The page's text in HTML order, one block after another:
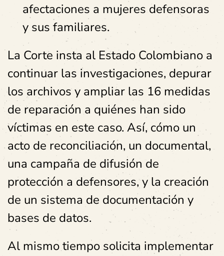
afectaciones a mujeres defensoras
y sus familiares.
La Corte insta al Estado Colombiano a
continuar las investigaciones, depurar
los archivos y ampliar las 16 medidas
de reparación a quiénes han sido
víctimas en este caso. Así, cómo un
acto de reconciliación, un documental,
una campaña de difusión de
protección a defensores, y la creación
de un sistema de documentación y
bases de datos.
Al mismo tiempo solicita implementar